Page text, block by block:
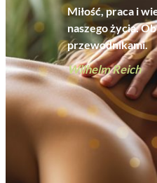
Miłość, praca i
naszego życia.
przewodnikami.
Wilhelm Reich